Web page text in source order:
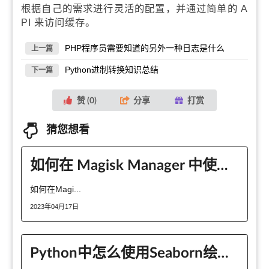
根据自己的需求进行灵活的配置，并通过简单的 A
PI 来访问缓存。
上一篇 PHP程序员需要知道的另外一种日志是什么
下一篇 Python进制转换知识总结
赞 (0) 分享 打赏
猜您想看
如何在 Magisk Manager 中使用置换框架？
如何在Magi...
2023年04月17日
Python中怎么使用Seaborn绘制常用图表